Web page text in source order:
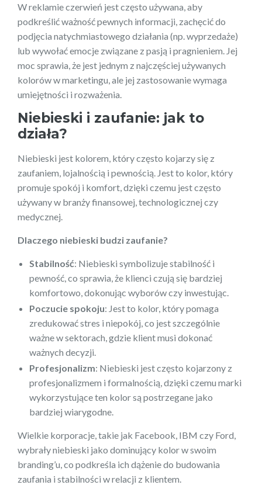
W reklamie czerwień jest często używana, aby
podkreślić ważność pewnych informacji, zachęcić do
podjęcia natychmiastowego działania (np. wyprzedaże)
lub wywołać emocje związane z pasją i pragnieniem. Jej
moc sprawia, że jest jednym z najczęściej używanych
kolorów w marketingu, ale jej zastosowanie wymaga
umiejętności i rozważenia.
Niebieski i zaufanie: jak to
działa?
Niebieski jest kolorem, który często kojarzy się z
zaufaniem, lojalnością i pewnością. Jest to kolor, który
promuje spokój i komfort, dzięki czemu jest często
używany w branży finansowej, technologicznej czy
medycznej.
Dlaczego niebieski budzi zaufanie?
Stabilność: Niebieski symbolizuje stabilność i
pewność, co sprawia, że klienci czują się bardziej
komfortowo, dokonując wyborów czy inwestując.
Poczucie spokoju: Jest to kolor, który pomaga
zredukować stres i niepokój, co jest szczególnie
ważne w sektorach, gdzie klient musi dokonać
ważnych decyzji.
Profesjonalizm: Niebieski jest często kojarzony z
profesjonalizmem i formalnością, dzięki czemu marki
wykorzystujące ten kolor są postrzegane jako
bardziej wiarygodne.
Wielkie korporacje, takie jak Facebook, IBM czy Ford,
wybrały niebieski jako dominujący kolor w swoim
branding’u, co podkreśla ich dążenie do budowania
zaufania i stabilności w relacji z klientem.